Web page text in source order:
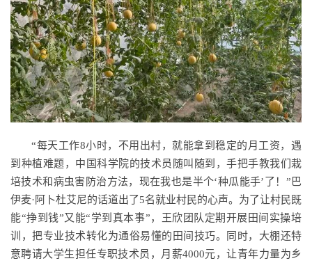
“每天工作8小时，不用出村，就能拿到稳定的月工资，遇
到种植难题，中国科学院的技术员随叫随到，手把手教我们栽
培技术和病虫害防治方法，现在我也是半个‘种瓜能手’了！”巴
伊麦·阿卜杜艾尼的话道出了5名就业村民的心声。为了让村民既
能“挣到钱”又能“学到真本事”，王欣团队定期开展田间实操培
训，把专业技术转化为通俗易懂的田间技巧。同时，大棚还特
意聘请大学生担任专职技术员，月薪4000元，让青年力量为乡